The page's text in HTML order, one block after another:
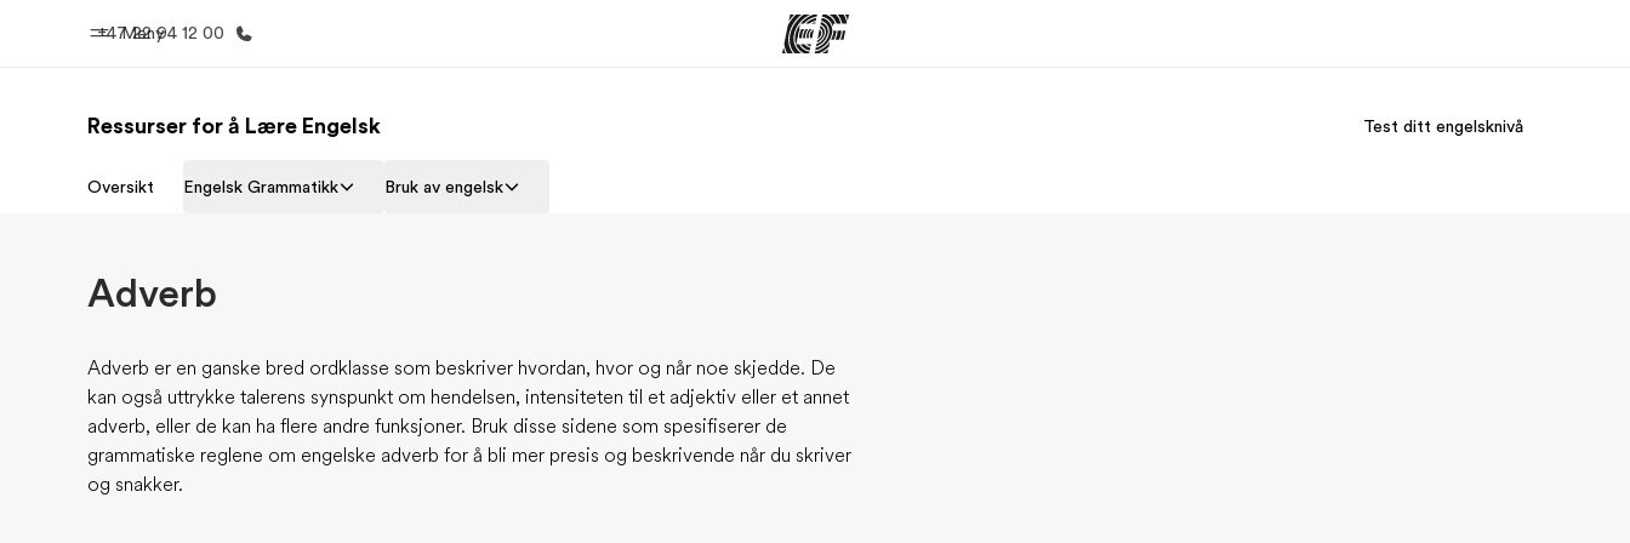
Meny
+47 22 94 12 00
Hjem Programmer
Ressurser for å Lære Engelsk Test ditt engelsknivå
Oversikt Engelsk Grammatikk Bruk av engelsk
Adverb
Adverb er en ganske bred ordklasse som beskriver hvordan, hvor og når noe skjedde. De
kan også uttrykke talerens synspunkt om hendelsen, intensiteten til et adjektiv eller et annet
adverb, eller de kan ha flere andre funksjoner. Bruk disse sidene som spesifiserer de
grammatiske reglene om engelske adverb for å bli mer presis og beskrivende når du skriver
og snakker.